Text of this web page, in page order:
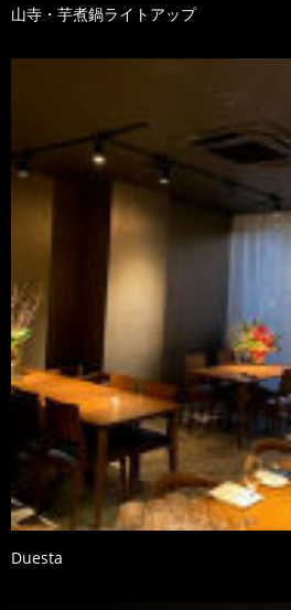
山寺・芋煮鍋ライトアップ
Duesta